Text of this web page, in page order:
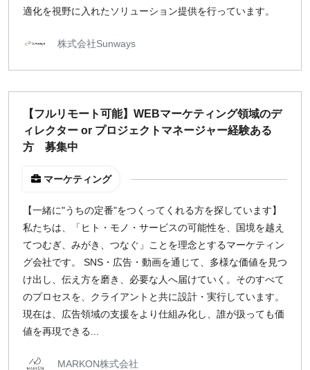
適化を視野に入れたソリューション提供を行っています。
株式会社Sunways
【フルリモート可能】WEBマーケティング領域のデ
ィレクター or プロジェクトマネージャー経験ある
方 募集中
マーケティング
【一緒に"うちの定番"をつくってくれる方を探しています】
私たちは、「ヒト・モノ・サービスの可能性を、国境を越え
てつむぎ、みがき、つなぐ」ことを理念とするマーケティン
グ会社です。 SNS・広告・動画を通じて、多様な価値を見つ
け出し、伝え方を磨き、必要な人へ届けていく。そのすべて
のプロセスを、クライアントと共に設計・実行しています。
現在は、広告領域の支援をより仕組み化し、誰が扱っても価
値を再現できる...
MARKON株式会社